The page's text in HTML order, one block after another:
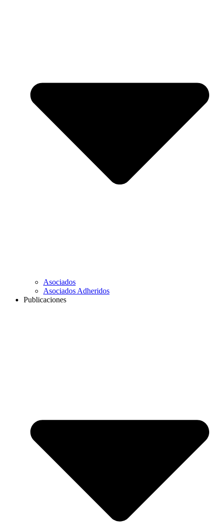
Asociados
Asociados Adheridos
Publicaciones